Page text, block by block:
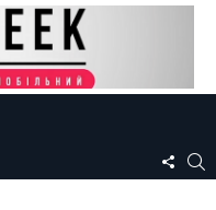
US